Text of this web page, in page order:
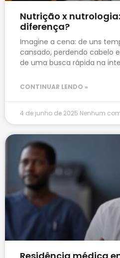
Nutrição x
diferença?
Imagine a cena: de uns
cansado, perdendo cabelo
de uma busca rápida na
CONTINUAR LENDO »
4 de junho de 2025 Nenhum